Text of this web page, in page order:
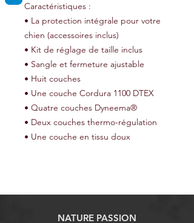
Caractéristiques :
• La protection intégrale pour votre
chien (accessoires inclus)
• Kit de réglage de taille inclus
• Sangle et fermeture ajustable
• Huit couches
• Une couche Cordura 1100 DTEX
• Quatre couches Dyneema®
• Deux couches thermo-régulation
• Une couche en tissu doux
NATURE PASSION